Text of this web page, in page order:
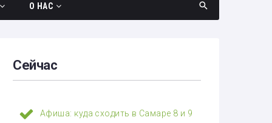
О НАС
Выборы-2026
Сейчас
Афиша: куда сходить в Самаре 8 и 9